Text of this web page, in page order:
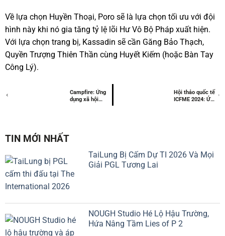
Về lựa chọn Huyền Thoại, Poro sẽ là lựa chọn tối ưu với đội
hình này khi nó gia tăng tỷ lệ lõi Hư Vô Bộ Pháp xuất hiện.
Với lựa chọn trang bị, Kassadin sẽ cần Găng Bảo Thạch,
Quyền Trượng Thiên Thần cùng Huyết Kiếm (hoặc Bàn Tay
Công Lý).
Campfire: Ứng
dụng xã hội
Hội thảo quốc tế
ICFME 2024: Ứng
TIN MỚI NHẤT
TaiLung Bị Cấm Dự TI 2026 Và Mọi
Giải PGL Tương Lai
NOUGH Studio Hé Lộ Hậu Trường,
Hứa Nâng Tầm Lies of P 2